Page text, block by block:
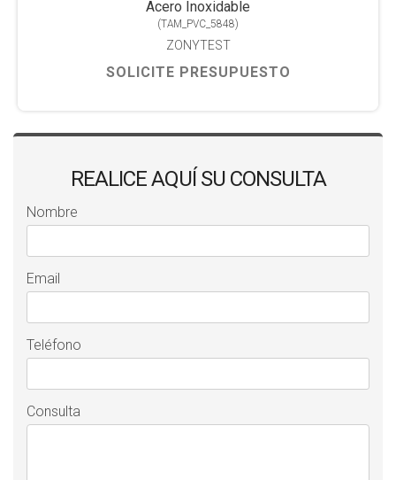
Acero Inoxidable
(TAM_PVC_5848)
ZONYTEST
SOLICITE PRESUPUESTO
REALICE AQUÍ SU CONSULTA
Nombre
Email
Teléfono
Consulta